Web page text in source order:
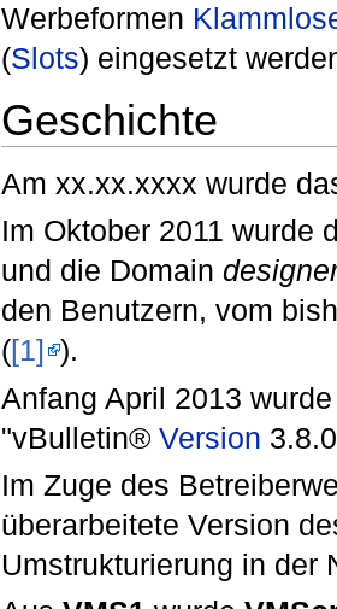
Werbeformen
(Slots) eingesetzt
Geschichte
Am xx.xx.xxxx wurde
Im Oktober 2011 wurde
und die Domain
den Benutzern, vom
([1] ).
Anfang April 2013
"vBulletin® Version
Im Zuge des
überarbeitete Version
Umstrukturierung in der